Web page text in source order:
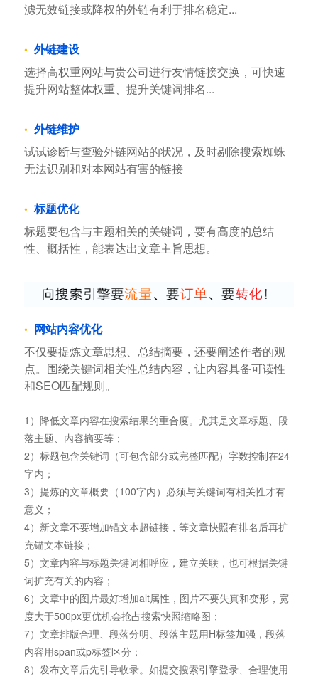
滤无效链接或降权的外链有利于排名稳定...
外链建设
选择高权重网站与贵公司进行友情链接交换，可快速
提升网站整体权重、提升关键词排名...
外链维护
试试诊断与查验外链网站的状况，及时剔除搜索蜘蛛
无法识别和对本网站有害的链接
标题优化
标题要包含与主题相关的关键词，要有高度的总结
性、概括性，能表达出文章主旨思想。
网站内容优化
不仅要提炼文章思想、总结摘要，还要阐述作者的观
点。围绕关键词相关性总结内容，让内容具备可读性
和SEO匹配规则。
1）降低文章内容在搜索结果的重合度。尤其是文章标题、段
落主题、内容摘要等；
2）标题包含关键词（可包含部分或完整匹配）字数控制在24
字内；
3）提炼的文章概要（100字内）必须与关键词有相关性才有
意义；
4）新文章不要增加锚文本超链接，等文章快照有排名后再扩
充锚文本链接；
5）文章内容与标题关键词相呼应，建立关联，也可根据关键
词扩充有关的内容；
6）文章中的图片最好增加alt属性，图片不要失真和变形，宽
度大于500px更优机会抢占搜索快照缩略图；
7）文章排版合理、段落分明、段落主题用H标签加强，段落
内容用span或p标签区分；
8）发布文章后先引导收录。如提交搜索引擎登录、合理使用